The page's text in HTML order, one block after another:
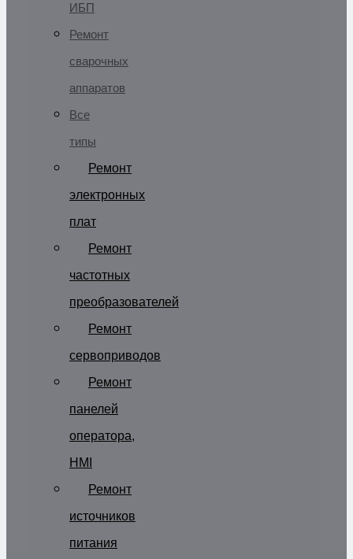
ИБП
Ремонт
сварочных
аппаратов
Все
типы
Ремонт
электронных
плат
Ремонт
частотных
преобразователей
Ремонт
сервоприводов
Ремонт
панелей
оператора,
HMI
Ремонт
источников
питания